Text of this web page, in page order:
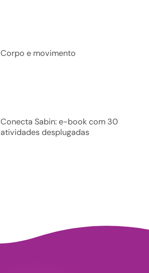
Corpo e movimento
Conecta Sabin: e-book com 30
atividades desplugadas